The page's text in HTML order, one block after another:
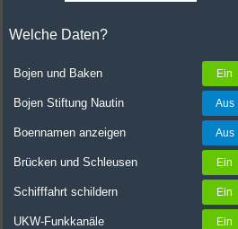
Welche Daten?
Bojen und Baken
Bojen Stiftung Nautin
Boennamen anzeigen
Brücken und Schleusen
Schifffahrt schildern
UKW-Funkkanäle